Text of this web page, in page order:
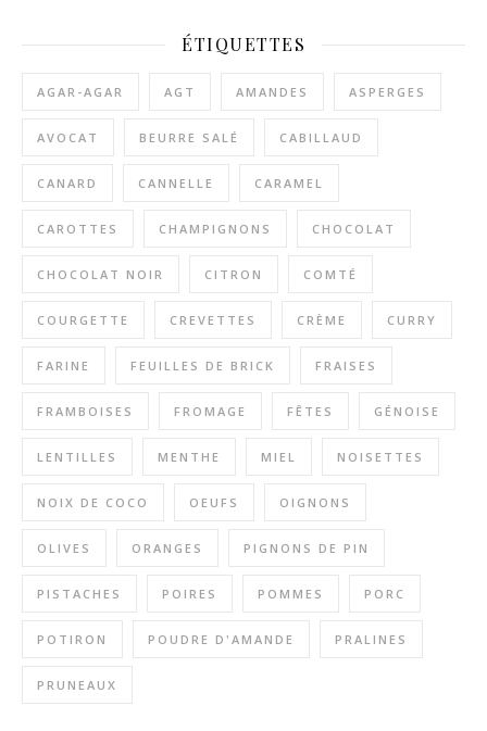
ÉTIQUETTES
AGAR-AGAR AGT AMANDES ASPERGES
AVOCAT BEURRE SALÉ CABILLAUD
CANARD CANNELLE CARAMEL
CAROTTES CHAMPIGNONS CHOCOLAT
CHOCOLAT NOIR CITRON COMTÉ
COURGETTE CREVETTES CRÈME CURRY
FARINE FEUILLES DE BRICK FRAISES
FRAMBOISES FROMAGE FÊTES GÉNOISE
LENTILLES MENTHE MIEL NOISETTES
NOIX DE COCO OEUFS OIGNONS
OLIVES ORANGES PIGNONS DE PIN
PISTACHES POIRES POMMES PORC
POTIRON POUDRE D'AMANDE PRALINES
PRUNEAUX